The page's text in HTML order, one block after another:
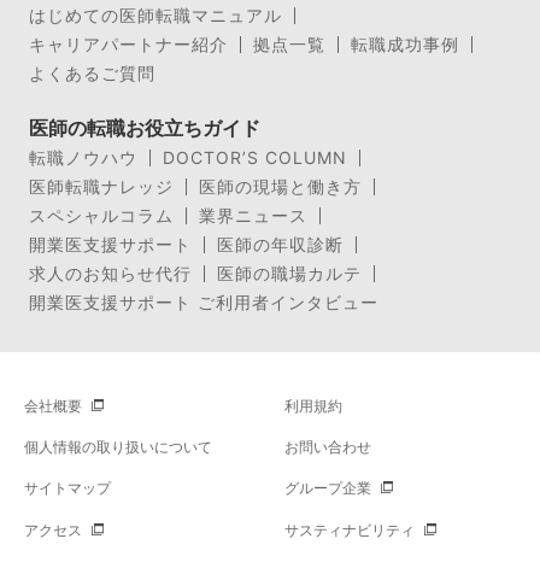
はじめての医師転職マニュアル
キャリアパートナー紹介
拠点一覧
転職成功事例
よくあるご質問
医師の転職お役立ちガイド
転職ノウハウ
DOCTOR’S COLUMN
医師転職ナレッジ
医師の現場と働き方
スペシャルコラム
業界ニュース
開業医支援サポート
医師の年収診断
求人のお知らせ代行
医師の職場カルテ
開業医支援サポート ご利用者インタビュー
会社概要 利用規約
個人情報の取り扱いについて お問い合わせ
サイトマップ グループ企業
アクセス サスティナビリティ